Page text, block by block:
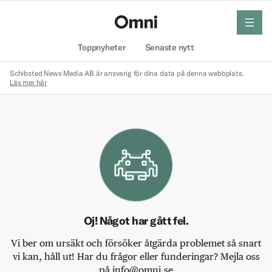
Toppnyheter Senaste nytt
meny
Schibsted News Media AB är ansvarig för dina data på denna webbplats.
Läs mer här
Oj! Något har gått fel.
Vi ber om ursäkt och försöker åtgärda problemet så snart
vi kan, håll ut! Har du frågor eller funderingar? Mejla oss